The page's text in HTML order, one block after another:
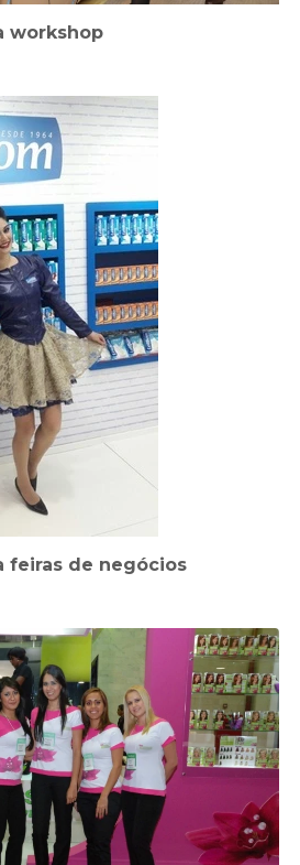
workshop
feiras de negócios